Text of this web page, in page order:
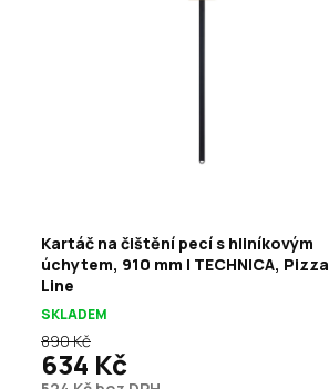
Kartáč na čištění pecí s hliníkovým
úchytem, 910 mm | TECHNICA, Pizza
Line
SKLADEM
890 Kč
634 Kč